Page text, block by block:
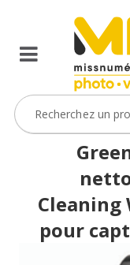
Cleaning
pour